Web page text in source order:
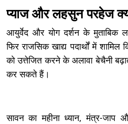
प्याज और लहसुन परहेज
आयुर्वेद और योग दर्शन के मुताबिक
फिर राजसिक खाद्य पदार्थों में शामिल
को उत्तेजित करने के अलावा बेचैनी
कर सकते हैं।
सावन का महीना ध्यान, मंत्र-